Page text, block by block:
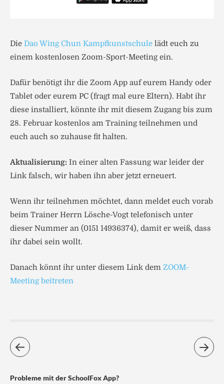
Die Dao Wing Chun Kampfkunstschule lädt euch zu
einem kostenlosen Zoom-Sport-Meeting ein.
Dafür benötigt ihr die Zoom App auf eurem Handy oder
Tablet oder eurem PC (fragt mal eure Eltern). Habt ihr
diese installiert, könnte ihr mit diesem Zugang bis zum
28. Februar kostenlos am Training teilnehmen und
euch auch so zuhause fit halten.
Aktualisierung: In einer alten Fassung war leider der
Link falsch, wir haben ihn aber jetzt erneuert.
Wenn ihr teilnehmen möchtet, dann meldet euch vorab
beim Trainer Herrn Lösche-Vogt telefonisch unter
dieser Nummer an (0151 14936374), damit er weiß, dass
ihr dabei sein wollt.
Danach könnt ihr unter diesem Link dem ZOOM-
Meeting beitreten
Probleme mit der SchoolFox App?